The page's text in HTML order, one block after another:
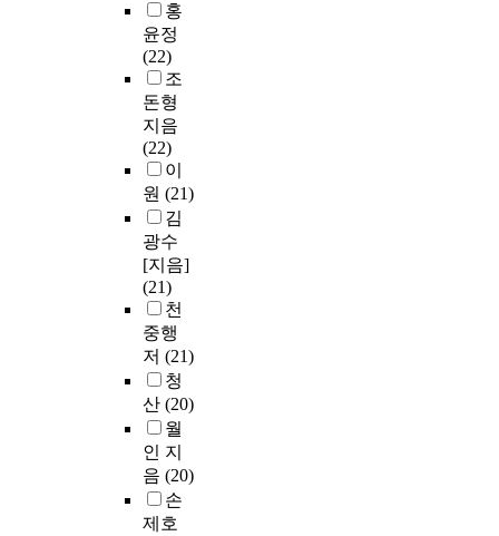
홍
윤정
(22)
조
돈형
지음
(22)
이
원 (21)
김
광수
[지음]
(21)
천
중행
저 (21)
청
산 (20)
월
인 지
음 (20)
손
제호